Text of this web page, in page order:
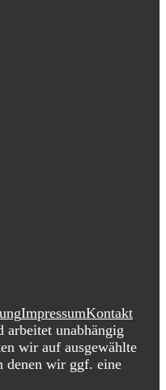
ImpressumKontakt
arbeitet unabhängig
wir auf ausgewählte
denen wir ggf. eine